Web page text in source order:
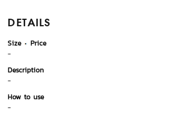
DETAILS
Size
Price
-
Description
-
How to use
-